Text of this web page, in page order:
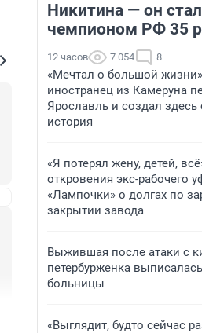
Никитина — он стал
чемпионом РФ 35
12 часов 7 054 8
«Мечтал о большой
иностранец из Камеруна
Ярославль и создал
история
«Я потерял жену, детей,
откровения экс-рабочего
«Лампочки» о долгах по
закрытии завода
Выжившая после атаки с
петербурженка
больницы
«Выглядит, будто сейчас